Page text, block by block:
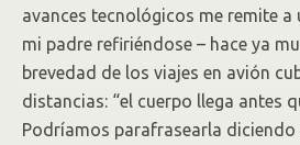
avances tecnológicos me remite a
mi padre refiriéndose – hace ya
brevedad de los viajes en avión
distancias: “el cuerpo llega antes
Podríamos parafrasearla diciendo